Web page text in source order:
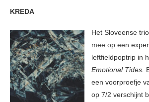
KREDA
Het Sloveense
mee op een
leftfieldpoptrip in
Emotional Tides.
een voorproefje
op 7/2 verschijnt